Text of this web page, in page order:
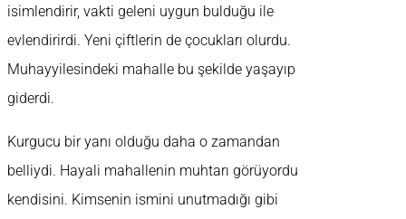
isimlendirir, vakti geleni uygun bulduğu ile
evlendirirdi. Yeni çiftlerin de çocukları olurdu.
Muhayyilesindeki mahalle bu şekilde yaşayıp
giderdi.
Kurgucu bir yanı olduğu daha o zamandan
belliydi. Hayali mahallenin muhtarı görüyordu
kendisini. Kimsenin ismini unutmadığı gibi